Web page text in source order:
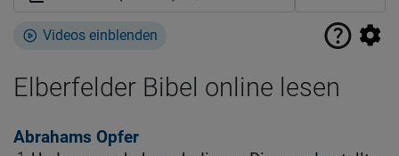
Videos einblenden
Elberfelder Bibel online lesen
Abrahams Opfer